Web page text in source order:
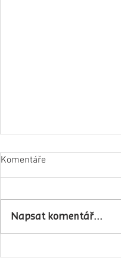
Komentáře
Napsat komentář...